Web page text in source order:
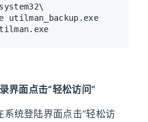
utilman_backup.exe
界面点击“轻松访问”
统登陆界面点击“轻松访